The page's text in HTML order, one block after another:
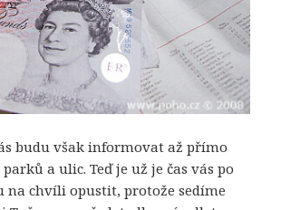
budu však informovat až přímo
a ulic. Teď je už je čas vás po
na chvíli opustit, protože sedíme